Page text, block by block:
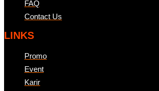
FAQ
Contact Us
LINKS
Promo
Event
Karir